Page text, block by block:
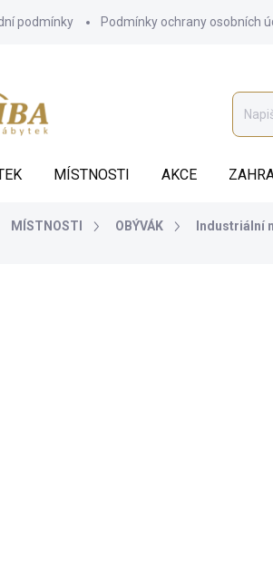
podmínky Podmínky ochrany osobních
MÍSTNOSTI AKCE
MÍSTNOSTI OBÝVÁK Industriální